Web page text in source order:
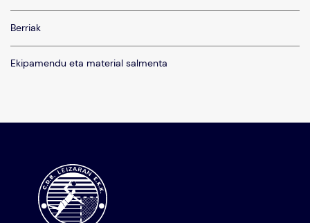
Berriak
Ekipamendu eta material salmenta